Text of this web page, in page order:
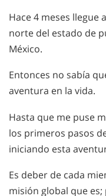
Hace 4 meses llegue
norte del estado de
México.
Entonces no sabía
aventura en la vida.
Hasta que me puse
los primeros pasos
iniciando esta
Es deber de cada
misión global que